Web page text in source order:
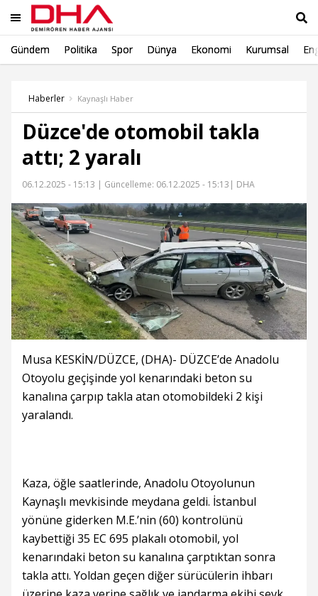
Gündem Politika Spor Dünya Ekonomi Kurumsal
Haberler Kaynaşlı Haber
Düzce'de otomobil takla
attı; 2 yaralı
06.12.2025 - 15:13 | Güncelleme: 06.12.2025 - 15:13 | DHA
Musa KESKİN/DÜZCE, (DHA)- DÜZCE’de Anadolu
Otoyolu geçişinde yol kenarındaki beton su
kanalına çarpıp takla atan otomobildeki 2 kişi
yaralandı.
Kaza, öğle saatlerinde, Anadolu Otoyolunun
Kaynaşlı mevkisinde meydana geldi. İstanbul
yönüne giderken M.E.’nin (60) kontrolünü
kaybettiği 35 EC 695 plakalı otomobil, yol
kenarındaki beton su kanalına çarptıktan sonra
takla attı. Yoldan geçen diğer sürücülerin ihbarı